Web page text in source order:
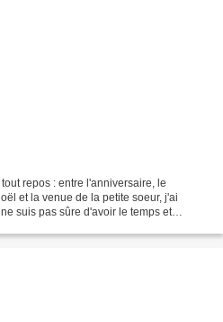
repos : entre l'anniversaire, le
et la venue de la petite soeur, j'ai
suis pas sûre d'avoir le temps et